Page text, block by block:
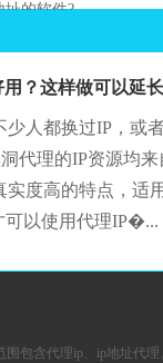
址的软件?
用？这样做可以延
少人都换过IP，或
代理的IP资源均
实度高的特点，适
可以使用代理IP�...
围包含代理ip 、ip地址代